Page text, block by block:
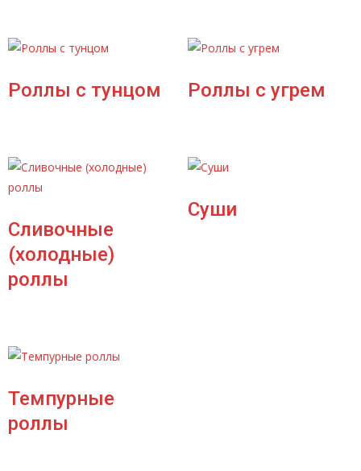
Роллы с тунцом Роллы с угрем
Сливочные
(холодные)
роллы
Суши
Темпурные
роллы